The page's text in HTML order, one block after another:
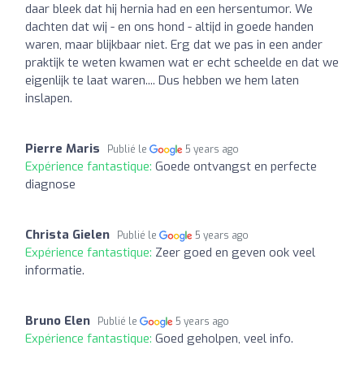
daar bleek dat hij hernia had en een hersentumor. We
dachten dat wij - en ons hond - altijd in goede handen
waren, maar blijkbaar niet. Erg dat we pas in een ander
praktijk te weten kwamen wat er echt scheelde en dat we
eigenlijk te laat waren.... Dus hebben we hem laten
inslapen.
Pierre Maris Publié le 5 years ago
Expérience fantastique: Goede ontvangst en perfecte
diagnose
Christa Gielen Publié le 5 years ago
Expérience fantastique: Zeer goed en geven ook veel
informatie.
Bruno Elen Publié le 5 years ago
Expérience fantastique: Goed geholpen, veel info.